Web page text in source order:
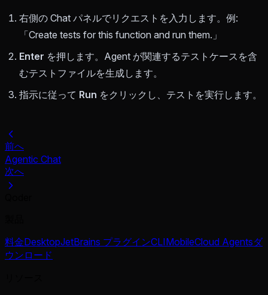
右側の Chat パネルでリクエストを入力します。例:
「Create tests for this function and run them.」
Enter を押します。Agent が関連するテストケースを含
むテストファイルを生成します。
指示に従って Run をクリックし、テストを実行します。
前へ
Agentic Chat
次へ
料金DesktopJetBrains プラグインCLIMobileCloud Agentsダ
ウンロード